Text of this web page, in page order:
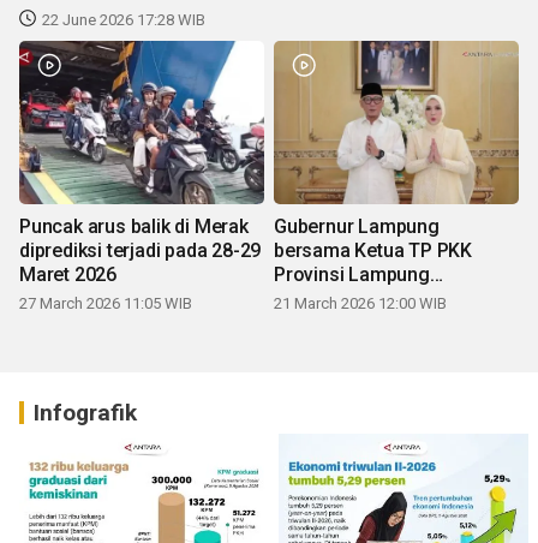
22 June 2026 17:28 WIB
Puncak arus balik di Merak
diprediksi terjadi pada 28-29
Maret 2026
27 March 2026 11:05 WIB
Gubernur Lampung
bersama Ketua TP PKK
Provinsi Lampung
mengucapkan Selamat Hari
21 March 2026 12:00 WIB
Infografik